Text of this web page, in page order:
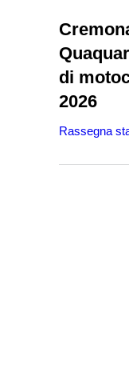
di
2026
Rassegna